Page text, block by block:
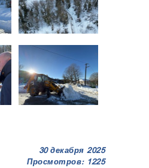
30 декабря 2025
Просмотров: 1225